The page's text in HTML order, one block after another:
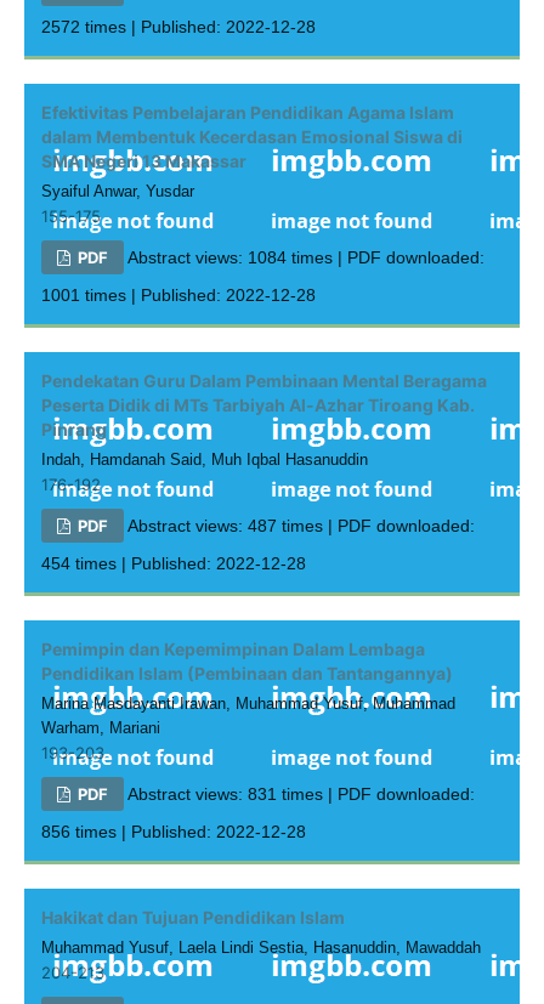
2572 times | Published: 2022-12-28
Efektivitas Pembelajaran Pendidikan Agama Islam
dalam Membentuk Kecerdasan Emosional Siswa di
SMA Negeri 13 Makassar
Syaiful Anwar, Yusdar
155-175
PDF
Abstract views: 1084 times | PDF downloaded:
1001 times | Published: 2022-12-28
Pendekatan Guru Dalam Pembinaan Mental Beragama
Peserta Didik di MTs Tarbiyah Al-Azhar Tiroang Kab.
Pinrang
Indah, Hamdanah Said, Muh Iqbal Hasanuddin
176-192
PDF
Abstract views: 487 times | PDF downloaded:
454 times | Published: 2022-12-28
Pemimpin dan Kepemimpinan Dalam Lembaga
Pendidikan Islam (Pembinaan dan Tantangannya)
Marina Masdayanti Irawan, Muhammad Yusuf, Muhammad
Warham, Mariani
193-203
PDF
Abstract views: 831 times | PDF downloaded:
856 times | Published: 2022-12-28
Hakikat dan Tujuan Pendidikan Islam
Muhammad Yusuf, Laela Lindi Sestia, Hasanuddin, Mawaddah
204-213